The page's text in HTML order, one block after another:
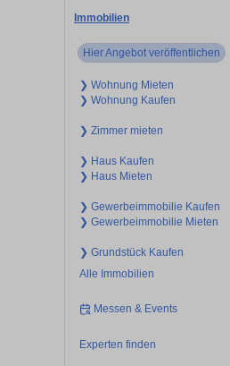
Immobilien
Hier Angebot veröffentlichen
❯ Wohnung Mieten
❯ Wohnung Kaufen
❯ Zimmer mieten
❯ Haus Kaufen
❯ Haus Mieten
❯ Gewerbeimmobilie Kaufen
❯ Gewerbeimmobilie Mieten
❯ Grundstück Kaufen
Alle Immobilien
Messen & Events
Experten finden